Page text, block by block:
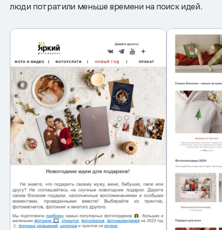
люди потратили меньше времени на поиск идей.